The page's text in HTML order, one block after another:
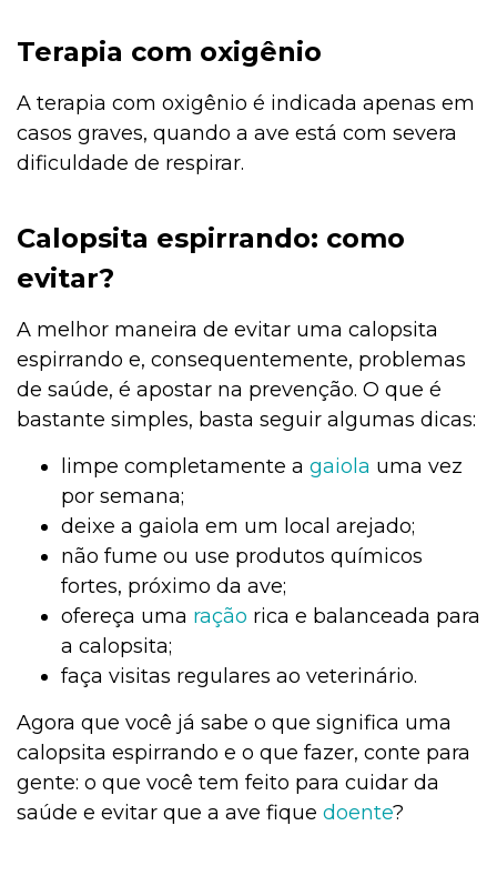
Terapia com oxigênio
A terapia com oxigênio é indicada apenas em
casos graves, quando a ave está com severa
dificuldade de respirar.
Calopsita espirrando: como
evitar?
A melhor maneira de evitar uma calopsita
espirrando e, consequentemente, problemas
de saúde, é apostar na prevenção. O que é
bastante simples, basta seguir algumas dicas:
limpe completamente a gaiola uma vez
por semana;
deixe a gaiola em um local arejado;
não fume ou use produtos químicos
fortes, próximo da ave;
ofereça uma ração rica e balanceada para
a calopsita;
faça visitas regulares ao veterinário.
Agora que você já sabe o que significa uma
calopsita espirrando e o que fazer, conte para
gente: o que você tem feito para cuidar da
saúde e evitar que a ave fique doente?